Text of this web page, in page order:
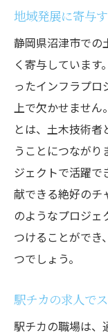
地域発展に寄与
静岡県沼津市での
く寄与していま
ったインフラプロ
上で欠かせません
とは、土木技術
うことにつながり
ジェクトで活躍で
献できる絶好のチ
のようなプロジェ
つけることができ
つでしょう。
駅チカの求人で
駅チカの職場は、